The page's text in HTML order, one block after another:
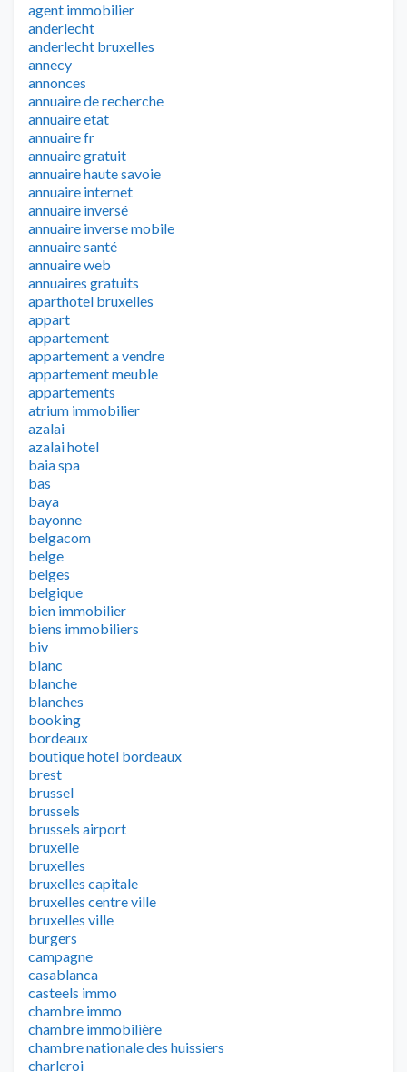
agent immobilier
anderlecht
anderlecht bruxelles
annecy
annonces
annuaire de recherche
annuaire etat
annuaire fr
annuaire gratuit
annuaire haute savoie
annuaire internet
annuaire inversé
annuaire inverse mobile
annuaire santé
annuaire web
annuaires gratuits
aparthotel bruxelles
appart
appartement
appartement a vendre
appartement meuble
appartements
atrium immobilier
azalai
azalai hotel
baia spa
bas
baya
bayonne
belgacom
belge
belges
belgique
bien immobilier
biens immobiliers
biv
blanc
blanche
blanches
booking
bordeaux
boutique hotel bordeaux
brest
brussel
brussels
brussels airport
bruxelle
bruxelles
bruxelles capitale
bruxelles centre ville
bruxelles ville
burgers
campagne
casablanca
casteels immo
chambre immo
chambre immobilière
chambre nationale des huissiers
charleroi